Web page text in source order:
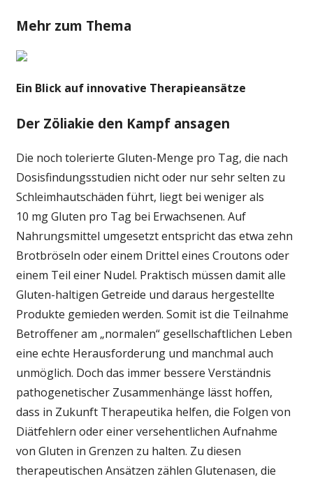
Mehr zum Thema
Ein Blick auf innovative Therapieansätze
Der Zöliakie den Kampf ansagen
Die noch tolerierte Gluten-Menge pro Tag, die nach
Dosisfindungsstudien nicht oder nur sehr selten zu
Schleimhautschäden führt, liegt bei weniger als
10 mg Gluten pro Tag bei Erwachsenen. Auf
Nahrungsmittel umgesetzt entspricht das etwa zehn
Brotbröseln oder einem Drittel eines Croutons oder
einem Teil einer Nudel. Praktisch müssen damit alle
Gluten-haltigen Getreide und daraus hergestellte
Produkte gemieden werden. Somit ist die Teilnahme
Betroffener am „normalen“ gesellschaftlichen Leben
eine echte Herausforderung und manchmal auch
unmöglich. Doch das immer bessere Verständnis
pathogenetischer Zusammenhänge lässt hoffen,
dass in Zukunft Therapeutika helfen, die Folgen von
Diätfehlern oder einer versehentlichen Aufnahme
von Gluten in Grenzen zu halten. Zu diesen
therapeutischen Ansätzen zählen Glutenasen, die